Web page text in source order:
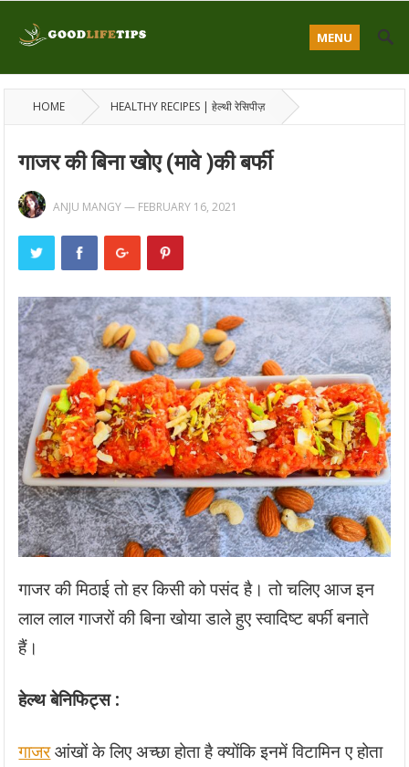
MENU
HOME HEALTHY RECIPES | हेल्थी रेसिपीज़
गाजर की बिना खोए (मावे )की बर्फी
ANJU MANGY— FEBRUARY 16, 2021
गाजर की मिठाई तो हर किसी को पसंद है। तो चलिए आज इन
लाल लाल गाजरों की बिना खोया डाले हुए स्वादिष्ट बर्फी बनाते
हैं।
हेल्थ बेनिफिट्स :
गाजरआंखों के लिए अच्छा होता है क्योंकि इनमें विटामिन ए होता